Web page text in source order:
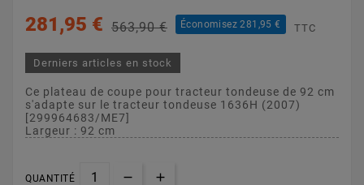
281,95 € 563,90 € Économisez 281,95 € TTC
Derniers articles en stock
Ce plateau de coupe pour tracteur tondeuse de 92 cm
s'adapte sur le tracteur tondeuse 1636H (2007)
[299964683/ME7]
Largeur : 92 cm
QUANTITÉ